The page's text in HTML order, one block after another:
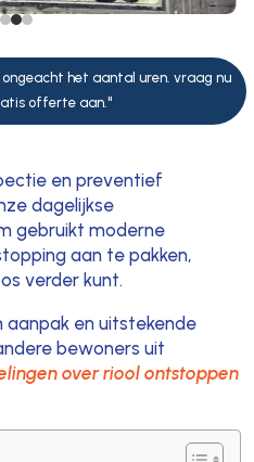
het aantal uren. vraag nu
offerte aan."
en preventief
dagelijkse
gebruikt moderne
aan te pakken,
verder kunt.
aanpak en uitstekende
bewoners uit
over riool ontstoppen